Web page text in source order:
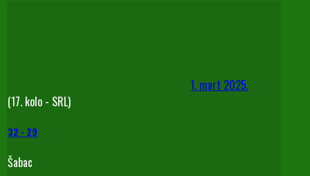
1. mart 2025.
(17. kolo - SRL)
32 - 29
Šabac